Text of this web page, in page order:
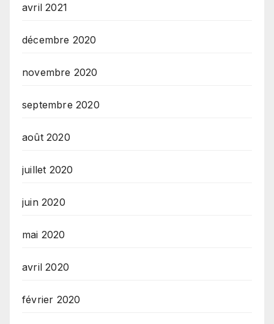
avril 2021
décembre 2020
novembre 2020
septembre 2020
août 2020
juillet 2020
juin 2020
mai 2020
avril 2020
février 2020